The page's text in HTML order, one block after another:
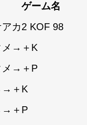
ゲーム名
アカ2 KOF 98
→＋K
→＋P
＋K
＋P